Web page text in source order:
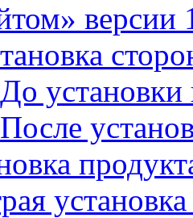
До установки
После